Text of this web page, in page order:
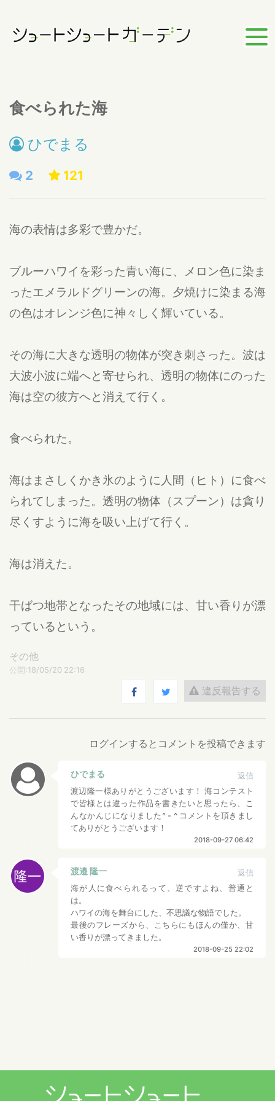
食べられた海
ひでまる
2 121
海の表情は多彩で豊かだ。
ブルーハワイを彩った青い海に、メロン色に染ま
ったエメラルドグリーンの海。夕焼けに染まる海
の色はオレンジ色に神々しく輝いている。
その海に大きな透明の物体が突き刺さった。波は
大波小波に端へと寄せられ、透明の物体にのった
海は空の彼方へと消えて行く。
食べられた。
海はまさしくかき氷のように人間（ヒト）に食べ
られてしまった。透明の物体（スプーン）は貪り
尽くすように海を吸い上げて行く。
海は消えた。
干ばつ地帯となったその地域には、甘い香りが漂
っているという。
その他
公開:18/05/20 22:16
違反報告する
ログインするとコメントを投稿できます
ひでまる
返信
渡辺隆一様ありがとうございます！ 海コンテスト
で皆様とは違った作品を書きたいと思ったら、こ
んなかんじになりました^ - ^ コメントを頂きまし
てありがとうございます！
2018-09-27 06:42
渡邉 隆一
返信
海が人に食べられるって、逆ですよね、普通と
は。
ハワイの海を舞台にした、不思議な物語でした。
最後のフレーズから、こちらにもほんの僅か、甘
い香りが漂ってきました。
2018-09-25 22:02